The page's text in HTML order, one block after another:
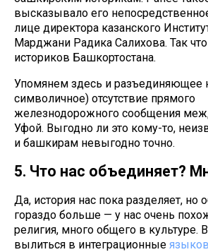
высказывало его
лице директора казанского
Марджани Радика Салихова. Так
историков Башкортостана.
Упомянем здесь и разъединяющее
символичное) отсутствие прямого
железнодорожного сообщения
Уфой. Выгодно ли это кому-то,
и башкирам невыгодно точно.
5. Что нас объединяет?
Да, история нас пока разделяет,
гораздо больше — у нас очень
религия, много общего в культуре.
вылиться в интеграционные